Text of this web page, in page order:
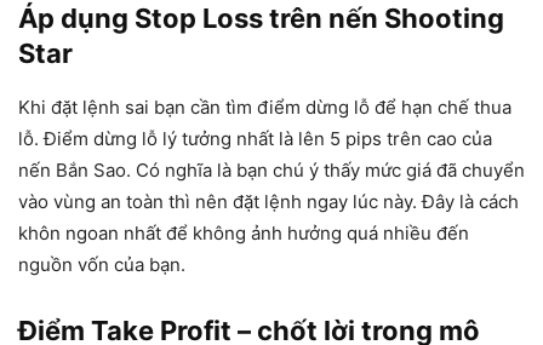
Áp dụng Stop Loss trên nến Shooting
Star
Khi đặt lệnh sai bạn cần tìm điểm dừng lỗ để hạn chế thua
lỗ. Điểm dừng lỗ lý tưởng nhất là lên 5 pips trên cao của
nến Bắn Sao. Có nghĩa là bạn chú ý thấy mức giá đã chuyển
vào vùng an toàn thì nên đặt lệnh ngay lúc này. Đây là cách
khôn ngoan nhất để không ảnh hưởng quá nhiều đến
nguồn vốn của bạn.
Điểm Take Profit – chốt lời trong mô